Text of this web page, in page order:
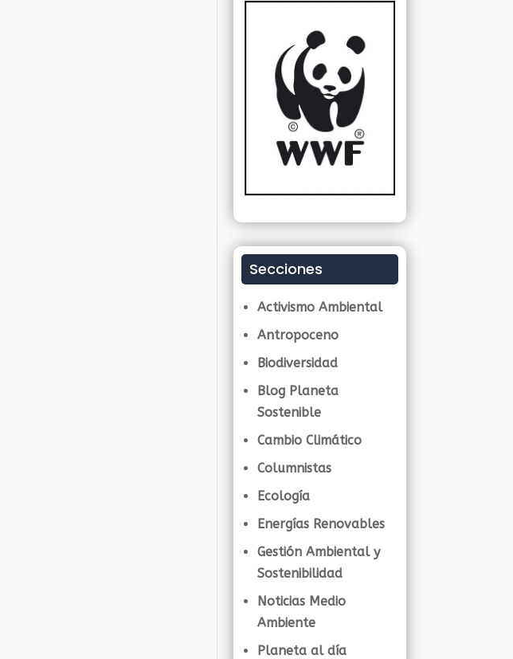
Secciones
Activismo Ambiental
Antropoceno
Biodiversidad
Blog Planeta
Sostenible
Cambio Climático
Columnistas
Ecología
Energías Renovables
Gestión Ambiental y
Sostenibilidad
Noticias Medio
Ambiente
Planeta al día